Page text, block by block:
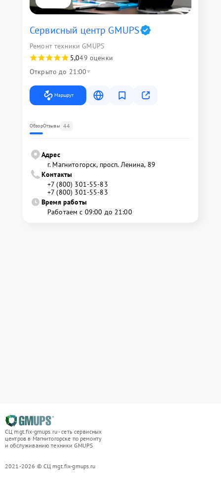
Сервисный центр GMUPS
Ремонт техники GMUPS
5,049 оценки
Открыто до 21:00
Маршрут
ОбзорОтзывы 44
Адрес
г. Магнитогорск, просп. Ленина, 89
Контакты
+7 (800) 301-55-83
+7 (800) 301-55-83
Время работы
Работаем с 09:00 до 21:00
СЦ mgt.fix-gmups.ru - сеть сервисных
центров в Магнитогорске по ремонту
и обслуживанию техники GMUPS
2021-2026 © СЦ mgt.fix-gmups.ru